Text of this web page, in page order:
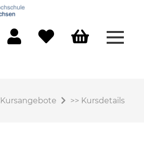
Kursangebote >> Kursdetails